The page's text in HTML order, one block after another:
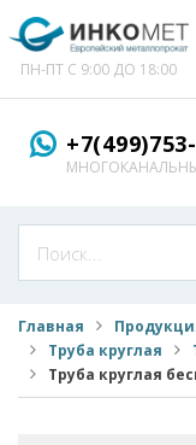
ПН-ПТ С 9:00 ДО 18:00
Главная
Труба круглая
Труба круглая